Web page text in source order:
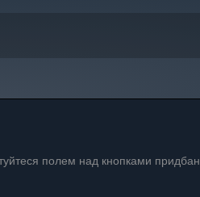
полем над кнопками